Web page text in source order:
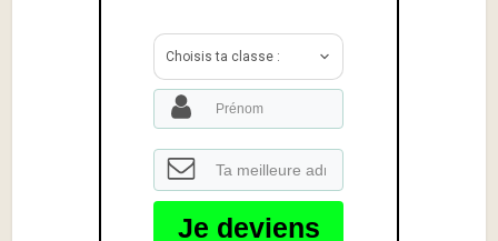
Choisis ta classe :
Je deviens